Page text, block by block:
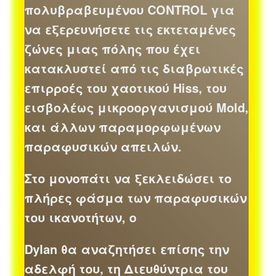
πολυβραβευμένου CONTROL για
να εξερευνήσετε τις εκτεταμένες
ζώνες μιας πόλης που έχει
κατακλυστεί από τις διαβρωτικές
επιρροές του χαοτικού Hiss, του
εισβολέως μικροοργανισμού Mold,
και άλλων παραμορφωμένων
παραφυσικών απειλών.
Στο μονοπάτι να ξεκλειδώσει το
πλήρες φάσμα των παραφυσικών
του ικανοτήτων, ο
Dylan θα αναζητήσει επίσης την
αδελφή του, τη Διευθύντρια του